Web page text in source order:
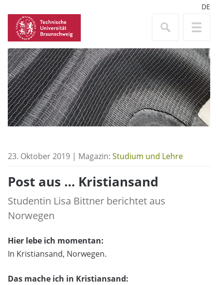
DE
23. Oktober 2019 | Magazin: Studium und Lehre
Post aus … Kristiansand
Studentin Lisa Bittner berichtet aus
Norwegen
Hier lebe ich momentan:
In Kristiansand, Norwegen.
Das mache ich in Kristiansand: